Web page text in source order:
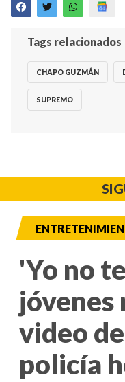
Tags relacionados
CHAPO GUZMÁN
SUPREMO
'Yo no
jóvenes
video
policía